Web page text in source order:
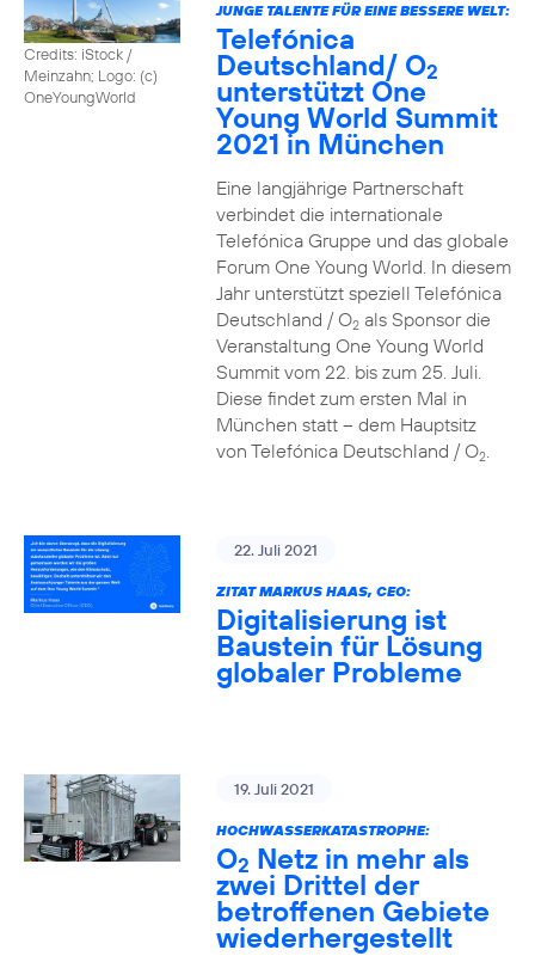
Credits: iStock /
Meinzahn; Logo: (c)
OneYoungWorld
JUNGE TALENTE FÜR EINE BESSERE WELT:
Telefónica
Deutschland/ O2
unterstützt One
Young World Summit
2021 in München
Eine langjährige Partnerschaft
verbindet die internationale
Telefónica Gruppe und das globale
Forum One Young World. In diesem
Jahr unterstützt speziell Telefónica
Deutschland / O2als Sponsor die
Veranstaltung One Young World
Summit vom 22. bis zum 25. Juli.
Diese findet zum ersten Mal in
München statt – dem Hauptsitz
von Telefónica Deutschland / O2.
22. Juli 2021
ZITAT MARKUS HAAS, CEO:
Digitalisierung ist
Baustein für Lösung
globaler Probleme
19. Juli 2021
HOCHWASSERKATASTROPHE:
O2 Netz in mehr als
zwei Drittel der
betroffenen Gebiete
wiederhergestellt